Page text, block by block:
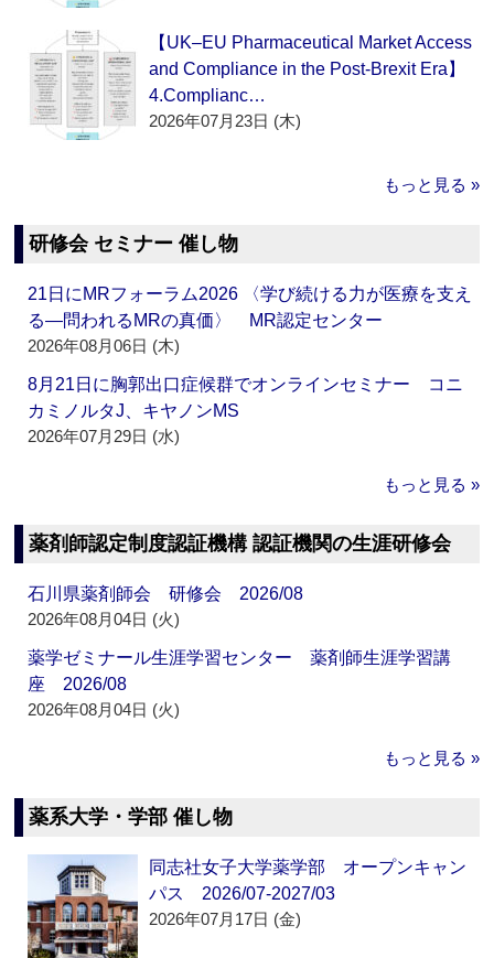
【UK–EU Pharmaceutical Market Access
and Compliance in the Post-Brexit Era】
4.Complianc…
2026年07月23日 (木)
もっと見る »
研修会 セミナー 催し物
21日にMRフォーラム2026 〈学び続ける力が医療を支え
る―問われるMRの真価〉 MR認定センター
2026年08月06日 (木)
8月21日に胸郭出口症候群でオンラインセミナー コニ
カミノルタJ、キヤノンMS
2026年07月29日 (水)
もっと見る »
薬剤師認定制度認証機構 認証機関の生涯研修会
石川県薬剤師会 研修会 2026/08
2026年08月04日 (火)
薬学ゼミナール生涯学習センター 薬剤師生涯学習講
座 2026/08
2026年08月04日 (火)
もっと見る »
薬系大学・学部 催し物
同志社女子大学薬学部 オープンキャン
パス 2026/07-2027/03
2026年07月17日 (金)